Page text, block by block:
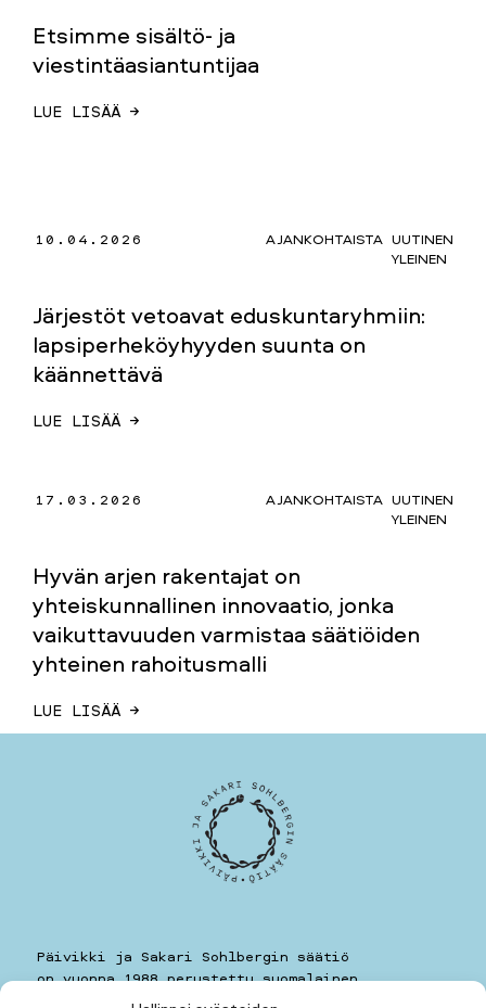
Etsimme sisältö- ja
viestintäasiantuntijaa
LUE LISÄÄ →
10.04.2026 AJANKOHTAISTA UUTINEN
YLEINEN
Järjestöt vetoavat eduskuntaryhmiin:
lapsiperheköyhyyden suunta on
käännettävä
LUE LISÄÄ →
17.03.2026 AJANKOHTAISTA UUTINEN
YLEINEN
Hyvän arjen rakentajat on
yhteiskunnallinen innovaatio, jonka
vaikuttavuuden varmistaa säätiöiden
yhteinen rahoitusmalli
LUE LISÄÄ →
Päivikki ja Sakari Sohlbergin säätiö
on vuonna 1988 perustettu suomalainen
yleishyödyllinen säätiö.